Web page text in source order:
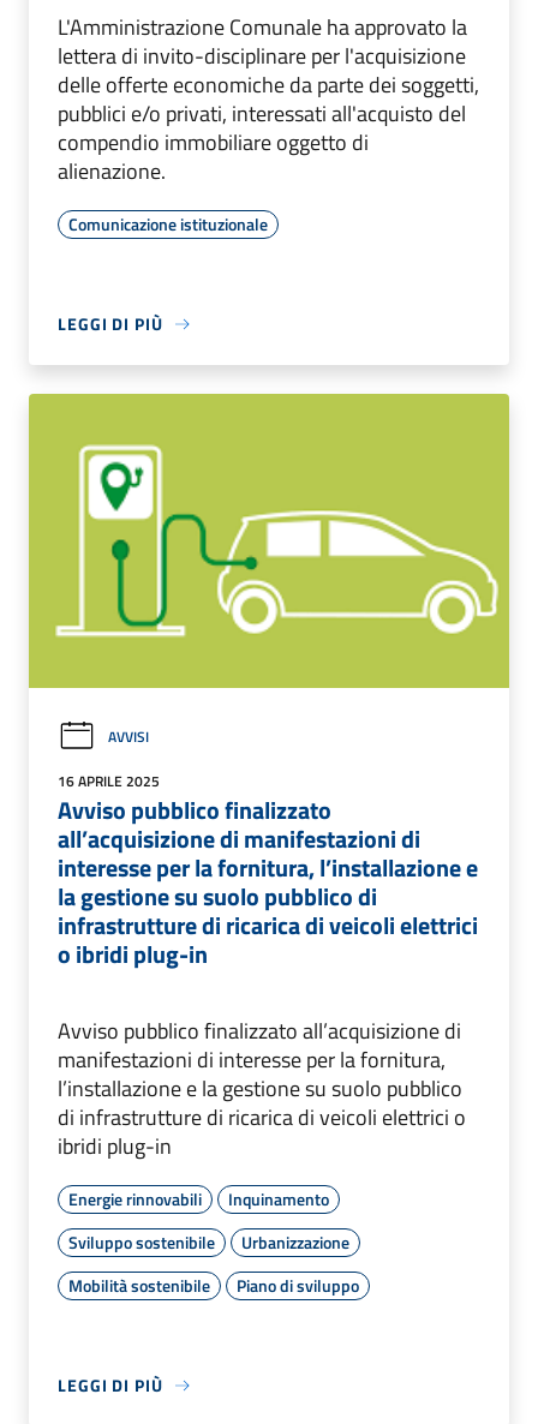
L'Amministrazione Comunale ha approvato la
lettera di invito-disciplinare per l'acquisizione
delle offerte economiche da parte dei soggetti,
pubblici e/o privati, interessati all'acquisto del
compendio immobiliare oggetto di
alienazione.
Comunicazione istituzionale
LEGGI DI PIÙ
AVVISI
16 APRILE 2025
Avviso pubblico finalizzato
all’acquisizione di manifestazioni di
interesse per la fornitura, l’installazione e
la gestione su suolo pubblico di
infrastrutture di ricarica di veicoli elettrici
o ibridi plug-in
Avviso pubblico finalizzato all’acquisizione di
manifestazioni di interesse per la fornitura,
l’installazione e la gestione su suolo pubblico
di infrastrutture di ricarica di veicoli elettrici o
ibridi plug-in
Energie rinnovabili
Inquinamento
Sviluppo sostenibile
Urbanizzazione
Mobilità sostenibile
Piano di sviluppo
LEGGI DI PIÙ